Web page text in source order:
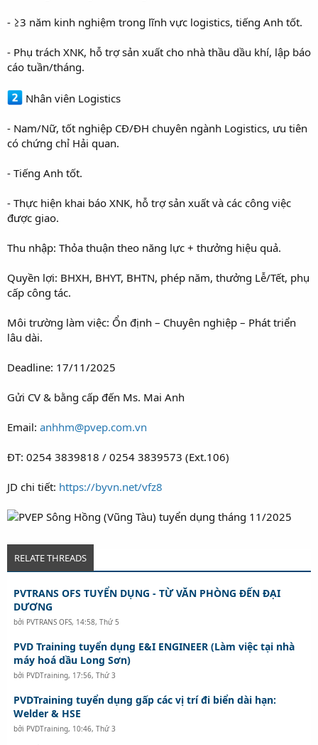
- ≥3 năm kinh nghiệm trong lĩnh vực logistics, tiếng Anh tốt.
- Phụ trách XNK, hỗ trợ sản xuất cho nhà thầu dầu khí, lập báo
cáo tuần/tháng.
Nhân viên Logistics
- Nam/Nữ, tốt nghiệp CĐ/ĐH chuyên ngành Logistics, ưu tiên
có chứng chỉ Hải quan.
- Tiếng Anh tốt.
- Thực hiện khai báo XNK, hỗ trợ sản xuất và các công việc
được giao.
Thu nhập: Thỏa thuận theo năng lực + thưởng hiệu quả.
Quyền lợi: BHXH, BHYT, BHTN, phép năm, thưởng Lễ/Tết, phụ
cấp công tác.
Môi trường làm việc: Ổn định – Chuyên nghiệp – Phát triển
lâu dài.
Deadline: 17/11/2025
Gửi CV & bằng cấp đến Ms. Mai Anh
Email: anhhm@pvep.com.vn
ĐT: 0254 3839818 / 0254 3839573 (Ext.106)
JD chi tiết: https://byvn.net/vfz8
RELATE THREADS
PVTRANS OFS TUYỂN DỤNG - TỪ VĂN PHÒNG ĐẾN ĐẠI
DƯƠNG
bởi PVTRANS OFS, 14:58, Thứ 5
PVD Training tuyển dụng E&I ENGINEER (Làm việc tại nhà
máy hoá dầu Long Sơn)
bởi PVDTraining, 17:56, Thứ 3
PVDTraining tuyển dụng gấp các vị trí đi biển dài hạn:
Welder & HSE
bởi PVDTraining, 10:46, Thứ 3